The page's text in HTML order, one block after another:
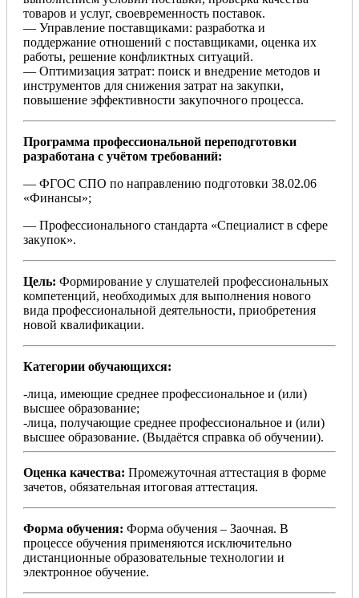
товаров и услуг, своевременность поставок.
— Управление поставщиками: разработка и
поддержание отношений с поставщиками, оценка их
работы, решение конфликтных ситуаций.
— Оптимизация затрат: поиск и внедрение методов и
инструментов для снижения затрат на закупки,
повышение эффективности закупочного процесса.
Программа профессиональной переподготовки
разработана с учётом требований:
— ФГОС СПО по направлению подготовки 38.02.06
«Финансы»;
— Профессионального стандарта «Специалист в сфере
закупок».
Цель: Формирование у слушателей профессиональных
компетенций, необходимых для выполнения нового
вида профессиональной деятельности, приобретения
новой квалификации.
Категории обучающихся:
-лица, имеющие среднее профессиональное и (или)
высшее образование;
-лица, получающие среднее профессиональное и (или)
высшее образование. (Выдаётся справка об обучении).
Оценка качества: Промежуточная аттестация в форме
зачетов, обязательная итоговая аттестация.
Форма обучения: Форма обучения – Заочная. В
процессе обучения применяются исключительно
дистанционные образовательные технологии и
электронное обучение.